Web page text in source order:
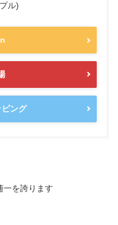
ル)
ング
一を誇ります